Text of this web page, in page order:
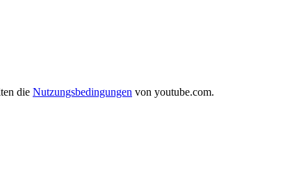
die Nutzungsbedingungen von youtube.com.